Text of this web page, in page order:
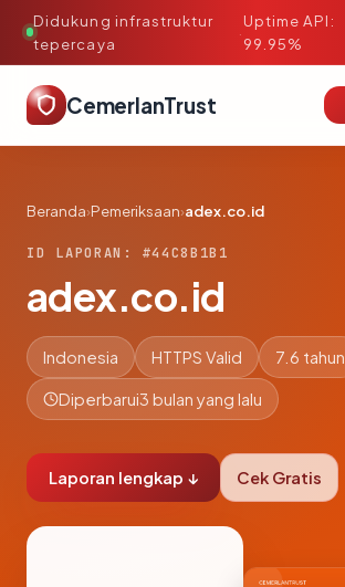
Didukung infrastruktur
tepercaya
·
Uptime API:
99.95%
CemerlanTrust
Beranda›Pemeriksaan›adex.co.id
ID LAPORAN: #44C8B1B1
adex.co.id
Indonesia HTTPS Valid 7.6 tahun
Diperbarui3 bulan yang lalu
Laporan lengkap ↓ Cek Gratis